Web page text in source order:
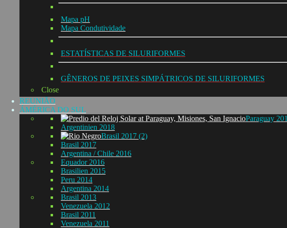
Mapa pH
Mapa Condutividade
ESTATÍSTICAS DE SILURIFORMES
GÊNEROS DE PEIXES SIMPÁTRICOS DE SILURIFORMES
Close
REUNIÃO
ÁMÉRICA DO SUL
Paraguay
Argentinien 2018
Brasil 2017 (2)
Brasil 2017
Argentina / Chile 2016
Equador 2016
Brasilien 2015
Peru 2014
Argentina 2014
Brasil 2013
Venezuela 2012
Brasil 2011
Venezuela 2011